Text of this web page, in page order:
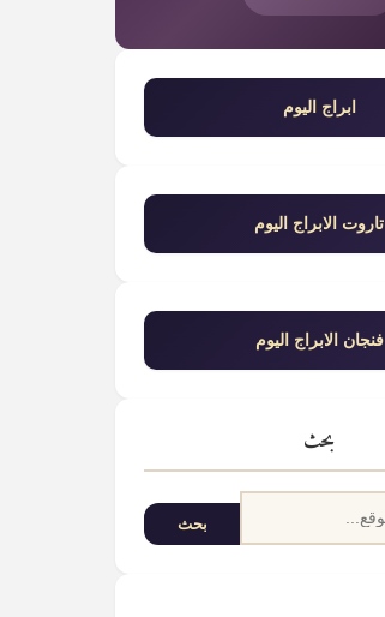
ابراج اليوم
تاروت الابراج اليوم
فنجان الابراج اليوم
بحث
بحث